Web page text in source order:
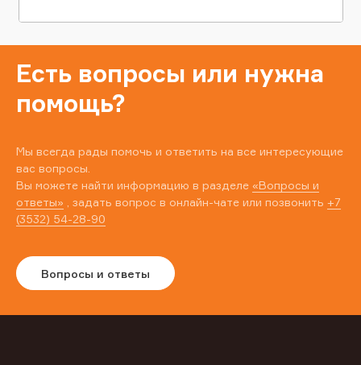
Есть вопросы или нужна
помощь?
Мы всегда рады помочь и ответить на все интересующие
вас вопросы.
Вы можете найти информацию в разделе «Вопросы и
ответы» , задать вопрос в онлайн-чате или позвонить +7
(3532) 54-28-90
Вопросы и ответы